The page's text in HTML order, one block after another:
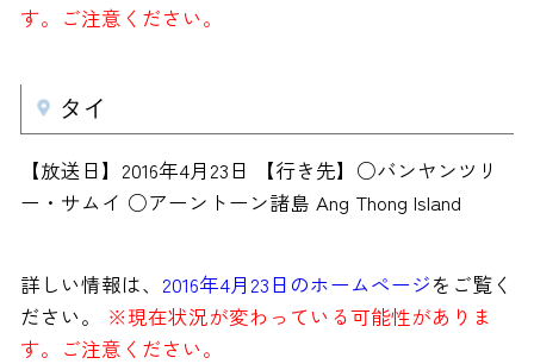
す。ご注意ください。
タイ
【放送日】2016年4月23日 【行き先】○バンヤンツリ
ー・サムイ ○アーントーン諸島 Ang Thong Island
詳しい情報は、 2016年4月23日のホームページをご覧く
ださい。
※現在状況が変わっている可能性がありま
す。ご注意ください。